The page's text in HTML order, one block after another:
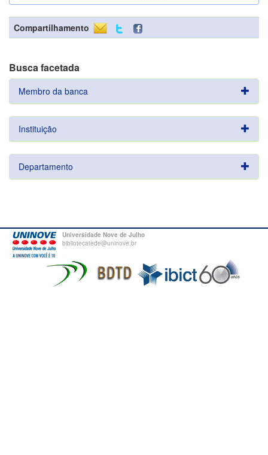
Compartilhamento
Busca facetada
Membro da banca
Instituição
Departamento
Universidade Nove de Julho
bibliotecatede@uninove.br